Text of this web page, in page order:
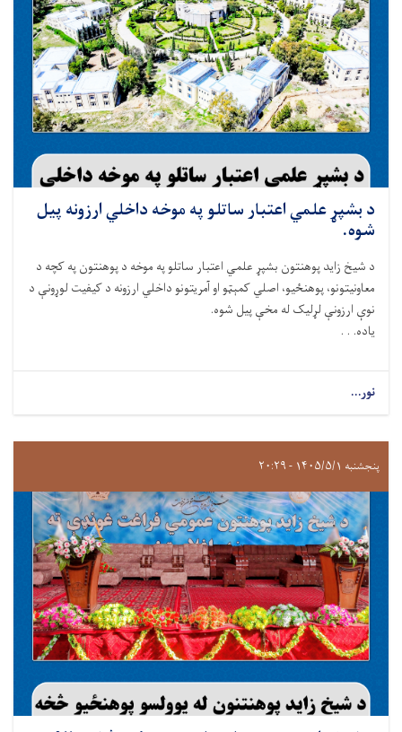
د بشپړ علمي اعتبار ساتلو په موخه داخلي ارزونه پیل
شوه.
د شيخ زايد پوهنتون بشپړ علمي اعتبار ساتلو په موخه د پوهنتون په کچه د
معاونيتونو، پوهنځیو، اصلي کمېټو او آمريتونو داخلي ارزونه د کيفيت لوړونې د
نوې ارزونې لړلیک له مخې پیل شوه.
ياده. . .
نور...
پنجشنبه ۱۴۰۵/۵/۱ - ۲۰:۲۹